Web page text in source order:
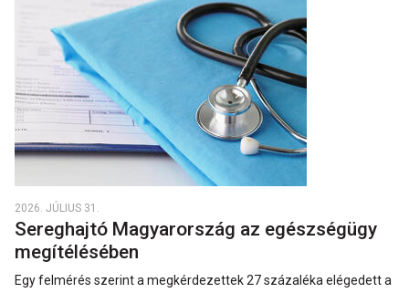
2026. JÚLIUS 31.
Sereghajtó Magyarország az egészségügy
megítélésében
Egy felmérés szerint a megkérdezettek 27 százaléka elégedett a